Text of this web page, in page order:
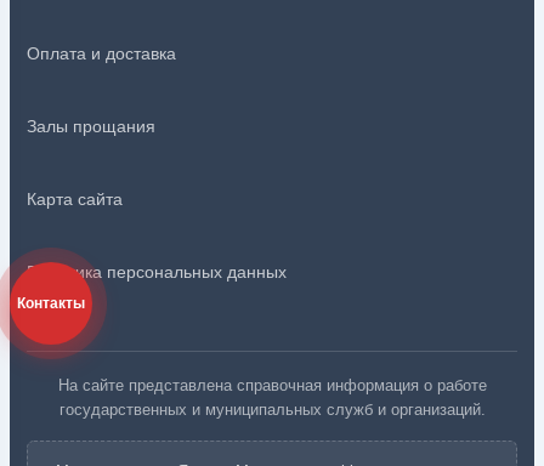
Оплата и доставка
Залы прощания
Карта сайта
Политика персональных данных
На сайте представлена справочная информация о работе
государственных и муниципальных служб и организаций.
Контакты